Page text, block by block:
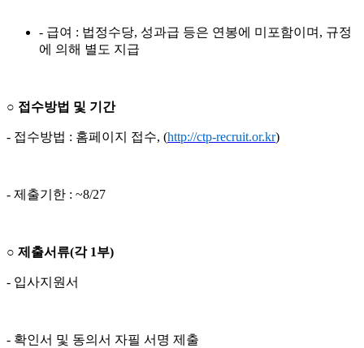
- 급여 : 법정수당, 성과급 등은 연봉에 미포함이며, 규정
에 의해 별도 지급
○ 접수방법 및 기간
- 접수방법 : 홈페이지 접수, (http://ctp-recruit.or.kr)
- 제출기한 : ~8/27
○ 제출서류(각 1부)
- 입사지원서
- 확인서 및 동의서 자필 서명 제출